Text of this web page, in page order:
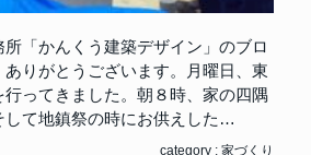
「かんくう建築デザイン」のブロ
りがとうございます。月曜日、東
ってきました。朝８時、家の四隅
して地鎮祭の時にお供えした…
category :家づくり